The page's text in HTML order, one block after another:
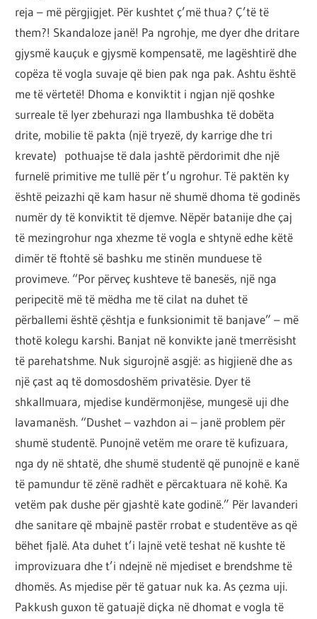
reja – më përgjigjet. Për kushtet ç’më thua? Ç’të të
them?! Skandaloze janë! Pa ngrohje, me dyer dhe dritare
gjysmë kauçuk e gjysmë kompensatë, me lagështirë dhe
copëza të vogla suvaje që bien pak nga pak. Ashtu është
me të vërtetë! Dhoma e konviktit i ngjan një qoshke
surreale të lyer zbehurazi nga llambushka të dobëta
drite, mobilie të pakta (një tryezë, dy karrige dhe tri
krevate) pothuajse të dala jashtë përdorimit dhe një
furnelë primitive me tullë për t’u ngrohur. Të paktën ky
është peizazhi që kam hasur në shumë dhoma të godinës
numër dy të konviktit të djemve. Nëpër batanije dhe çaj
të mezingrohur nga xhezme të vogla e shtynë edhe këtë
dimër të ftohtë së bashku me stinën munduese të
provimeve. “Por përveç kushteve të banesës, një nga
peripecitë më të mëdha me të cilat na duhet të
përballemi është çështja e funksionimit të banjave” – më
thotë kolegu karshi. Banjat në konvikte janë tmerrësisht
të parehatshme. Nuk sigurojnë asgjë: as higjienë dhe as
një çast aq të domosdoshëm privatësie. Dyer të
shkallmuara, mjedise kundërmonjëse, mungesë uji dhe
lavamanësh. “Dushet – vazhdon ai – janë problem për
shumë studentë. Punojnë vetëm me orare të kufizuara,
nga dy në shtatë, dhe shumë studentë që punojnë e kanë
të pamundur të zënë radhët e përcaktuara në kohë. Ka
vetëm pak dushe për gjashtë kate godinë.” Për lavanderi
dhe sanitare që mbajnë pastër rrobat e studentëve as që
bëhet fjalë. Ata duhet t’i lajnë vetë teshat në kushte të
improvizuara dhe t’i ndejnë në mjediset e brendshme të
dhomës. As mjedise për të gatuar nuk ka. As çezma uji.
Pakkush guxon të gatuajë diçka në dhomat e vogla të